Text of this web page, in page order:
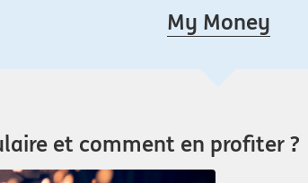
My Money
et comment en profiter ?